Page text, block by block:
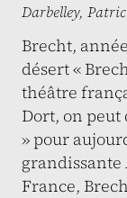
Darbelley,
Brecht,
désert «
théâtre
Dort, on peut
» pour
grandissante
France,